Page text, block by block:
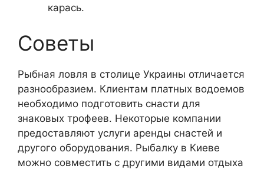
карась.
Советы
Рыбная ловля в столице Украины отличается
разнообразием. Клиентам платных водоемов
необходимо подготовить снасти для
знаковых трофеев. Некоторые компании
предоставляют услуги аренды снастей и
другого оборудования. Рыбалку в Киеве
можно совместить с другими видами отдыха